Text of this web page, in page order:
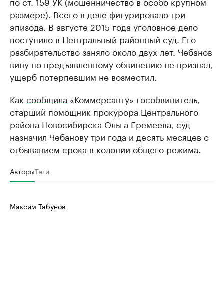
размере). Всего в деле фигурировало три
эпизода. В августе 2015 года уголовное дело
поступило в Центральный районный суд. Его
разбирательство заняло около двух лет. Чебанов
вину по предъявленному обвинению не признал,
ущерб потерпевшим не возместил.
Как сообщила «Коммерсанту» гособвинитель,
старший помощник прокурора Центрального
района Новосибирска Ольга Еремеева, суд
назначил Чебанову три года и десять месяцев с
отбыванием срока в колонии общего режима.
АвторыТеги
Максим Табунов